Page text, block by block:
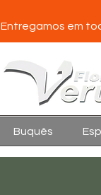
Entregamos em
Buquês